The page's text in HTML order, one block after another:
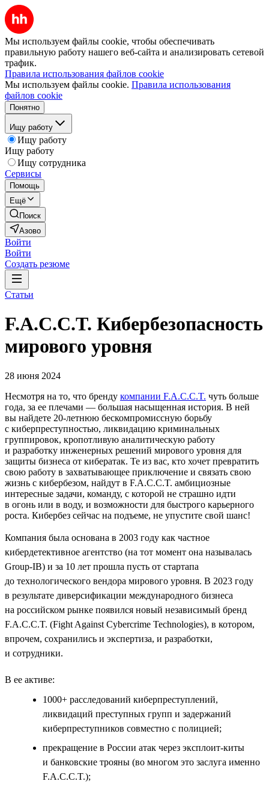
Мы используем файлы cookie, чтобы обеспечивать
правильную работу нашего веб-сайта и анализировать сетевой
трафик.
Правила использования файлов cookie
Мы используем файлы cookie. Правила использования
файлов cookie
Понятно
Ищу работу
Ищу работу
Ищу работу
Ищу сотрудника
Сервисы
Помощь
Ещё
Поиск
Азово
Войти
Войти
Создать резюме
Статьи
F.A.C.C.T. Кибербезопасность
мирового уровня
28 июня 2024
Несмотря на то, что бренду компании F.A.C.C.T. чуть больше
года, за ее плечами — большая насыщенная история. В ней
вы найдете 20‑летнюю бескомпромиссную борьбу
с киберпреступностью, ликвидацию криминальных
группировок, кропотливую аналитическую работу
и разработку инженерных решений мирового уровня для
защиты бизнеса от кибератак. Те из вас, кто хочет превратить
свою работу в захватывающее приключение и связать свою
жизнь с кибербезом, найдут в F.A.C.C.T. амбициозные
интересные задачи, команду, с которой не страшно идти
в огонь или в воду, и возможности для быстрого карьерного
роста. Кибербез сейчас на подъеме, не упустите свой шанс!
Компания была основана в 2003 году как частное
кибердетективное агентство (на тот момент она называлась
Group-IB) и за 10 лет прошла пусть от стартапа
до технологического вендора мирового уровня. В 2023 году
в результате диверсификации международного бизнеса
на российском рынке появился новый независимый бренд
F.A.C.C.T. (Fight Against Cybercrime Technologies), в котором,
впрочем, сохранились и экспертиза, и разработки,
и сотрудники.
В ее активе:
1000+ расследований киберпреступлений,
ликвидаций преступных групп и задержаний
киберпреступников совместно с полицией;
прекращение в России атак через эксплоит-киты
и банковские трояны (во многом это заслуга именно
F.A.C.C.T.);